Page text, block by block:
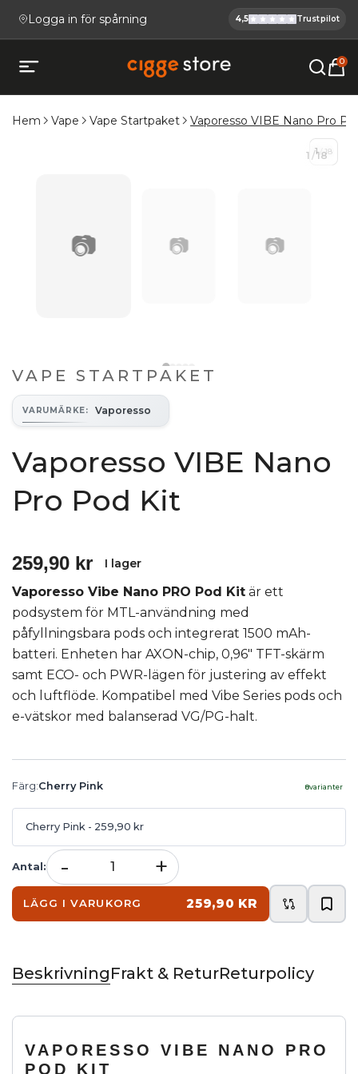
Logga in för spårning
Cigge.se
4,5 Trustpilot
Öppna mobilmeny
Köp E-cigg, E-juice, Snus &
0
Hem Vape Vape Startpaket Vaporesso VIBE Nano Pro
📷 📷 📷
1 /18
1 /18
VAPE STARTPAKET
VARUMÄRKE: Vaporesso
Vaporesso VIBE Nano
Pro Pod Kit
259,90 kr I lager
Vaporesso Vibe Nano PRO Pod Kit är ett
podsystem för MTL-användning med
påfyllningsbara pods och integrerat 1500 mAh-
batteri. Enheten har AXON-chip, 0,96" TFT-skärm
samt ECO- och PWR-lägen för justering av effekt
och luftflöde. Kompatibel med Vibe Series pods och
e-vätskor med balanserad VG/PG-halt.
Färg:Cherry Pink 8varianter
Cherry Pink - 259,90 kr
Antal: - +
LÄGG I VARUKORG 259,90 KR
BeskrivningFrakt & ReturReturpolicy
VAPORESSO VIBE NANO PRO
POD KIT